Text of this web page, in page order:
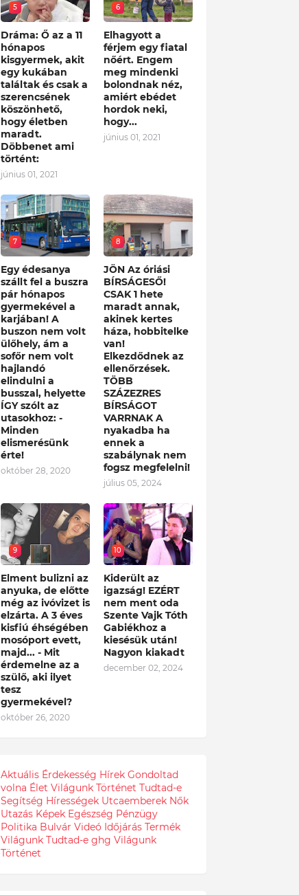
5
Dráma: Ő az a 11
hónapos
kisgyermek, akit
egy kukában
találtak és csak a
szerencsének
köszönhető,
hogy életben
maradt.
Döbbenet ami
történt:
június 01, 2021
6
Elhagyott a
férjem egy fiatal
nőért. Engem
meg mindenki
bolondnak néz,
amiért ebédet
hordok neki,
hogy...
június 01, 2021
7
Egy édesanya
szállt fel a buszra
pár hónapos
gyermekével a
karjában! A
buszon nem volt
ülőhely, ám a
sofőr nem volt
hajlandó
elindulni a
busszal, helyette
ÍGY szólt az
utasokhoz: -
Minden
elismerésünk
érte!
október 28, 2020
8
JÖN Az óriási
BÍRSÁGESŐ!
CSAK 1 hete
maradt annak,
akinek kertes
háza, hobbitelke
van!
Elkezdődnek az
ellenőrzések.
TÖBB
SZÁZEZRES
BÍRSÁGOT
VARRNAK A
nyakadba ha
ennek a
szabálynak nem
fogsz megfelelni!
július 05, 2024
9
Elment bulizni az
anyuka, de előtte
még az ivóvizet is
elzárta. A 3 éves
kisfiú éhségében
mosóport evett,
majd... - Mit
érdemelne az a
szülő, aki ilyet
tesz
gyermekével?
október 26, 2020
10
Kiderült az
igazság! EZÉRT
nem ment oda
Szente Vajk Tóth
Gabiékhoz a
kiesésük után!
Nagyon kiakadt
december 02, 2024
Aktuális Érdekesség Hírek Gondoltad
volna Élet Világunk Történet Tudtad-e
Segítség Hírességek Utcaemberek Nők
Utazás Képek Egészség Pénzügy
Politika Bulvár Videó Időjárás Termék
Világunk Tudtad-e ghg Világunk
Történet